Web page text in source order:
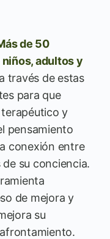
de 50
adultos y
través de estas
para que
y
pensamiento
conexión entre
su conciencia.
de mejora y
su